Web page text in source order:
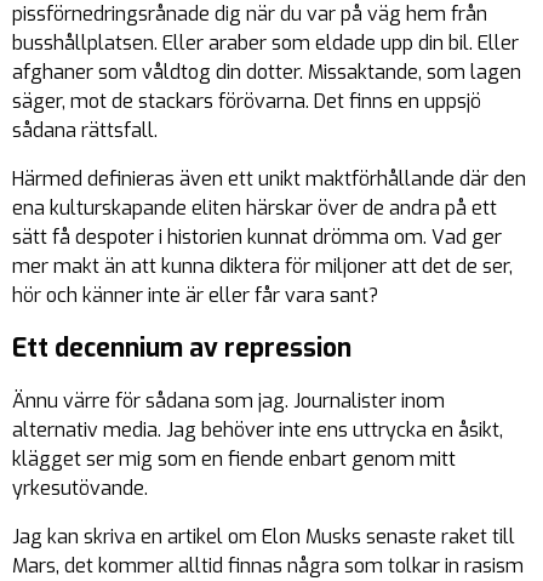
pissförnedringsrånade dig när du var på väg hem från
busshållplatsen. Eller araber som eldade upp din bil. Eller
afghaner som våldtog din dotter. Missaktande, som lagen
säger, mot de stackars förövarna. Det finns en uppsjö
sådana rättsfall.
Härmed definieras även ett unikt maktförhållande där den
ena kulturskapande eliten härskar över de andra på ett
sätt få despoter i historien kunnat drömma om. Vad ger
mer makt än att kunna diktera för miljoner att det de ser,
hör och känner inte är eller får vara sant?
Ett decennium av repression
Ännu värre för sådana som jag. Journalister inom
alternativ media. Jag behöver inte ens uttrycka en åsikt,
klägget ser mig som en fiende enbart genom mitt
yrkesutövande.
Jag kan skriva en artikel om Elon Musks senaste raket till
Mars, det kommer alltid finnas några som tolkar in rasism